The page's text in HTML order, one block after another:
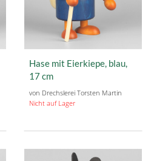
Hase mit Eierkiepe, blau,
17 cm
von Drechslerei Torsten Martin
Nicht auf Lager